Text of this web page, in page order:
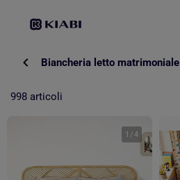
Biancheria letto matrimoniale
998 articoli
1 /4